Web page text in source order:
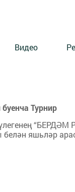
Видео
Турнир
яшьләр